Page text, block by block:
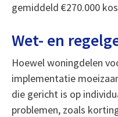
gemiddeld €270.000
Wet- en
Hoewel woningdelen
implementatie
die gericht is op
problemen, zoals